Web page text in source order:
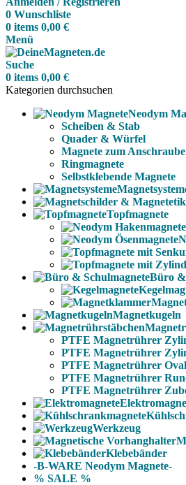
0 Wunschliste
0 items 0,00 €
Menü
Suche
0 items 0,00 €
Kategorien durchsuchen
Neodym
Scheiben & Stab
Quader & Würfel
Magnete zum
Ringmagnete
Selbstklebende Magnete
Topfmagnete
Büro &
Magnetkugeln
PTFE Magnetrührer
PTFE Magnetrührer
PTFE Magnetrührer
PTFE Magnetrührer
PTFE Magnetrührer
Werkzeug
Klebebänder
-B-WARE Neodym Magnete-
% SALE %